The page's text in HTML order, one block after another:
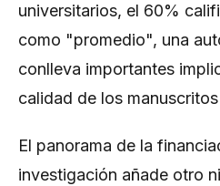
universitarios, el 60%
como "promedio", una
conlleva importantes
calidad de los
El panorama de la
investigación añade otro